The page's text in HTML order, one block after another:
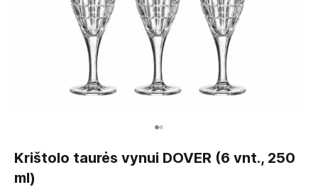
to
beginning
Krištolo taurės vynui DOVER (6 vnt., 250
ml)